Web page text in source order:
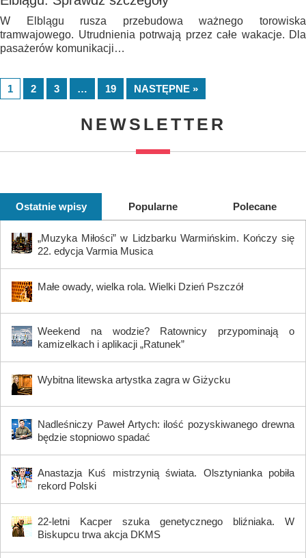
W Elblągu rusza przebudowa ważnego torowiska
tramwajowego. Utrudnienia potrwają przez całe wakacje. Dla
pasażerów komunikacji…
1 2 3 … 19 NASTĘPNE »
NEWSLETTER
Ostatnie wpisy Popularne Polecane
„Muzyka Miłości” w Lidzbarku Warmińskim. Kończy się
22. edycja Varmia Musica
Małe owady, wielka rola. Wielki Dzień Pszczół
Weekend na wodzie? Ratownicy przypominają o
kamizelkach i aplikacji „Ratunek”
Wybitna litewska artystka zagra w Giżycku
Nadleśniczy Paweł Artych: ilość pozyskiwanego drewna
będzie stopniowo spadać
Anastazja Kuś mistrzynią świata. Olsztynianka pobiła
rekord Polski
22-letni Kacper szuka genetycznego bliźniaka. W
Biskupcu trwa akcja DKMS